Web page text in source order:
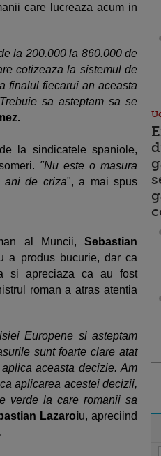
care lucreaza acum in
la 200.000 la 860.000 de
cotizeaza la sistemul de
finalul fiecarui an aceasta
sa asteptam sa se
la sindicatele spaniole,
"Nu este o masura
ani de criza", a mai spus
al Muncii, Sebastian
a produs bucurie, dar ca
si apreciaza ca au fost
roman a atras atentia
Europene si asteptam
sunt foarte clare atat
aceasta decizie. Am
aplicarea acestei decizii,
verde la care romanii sa
Lazaroiu, apreciind